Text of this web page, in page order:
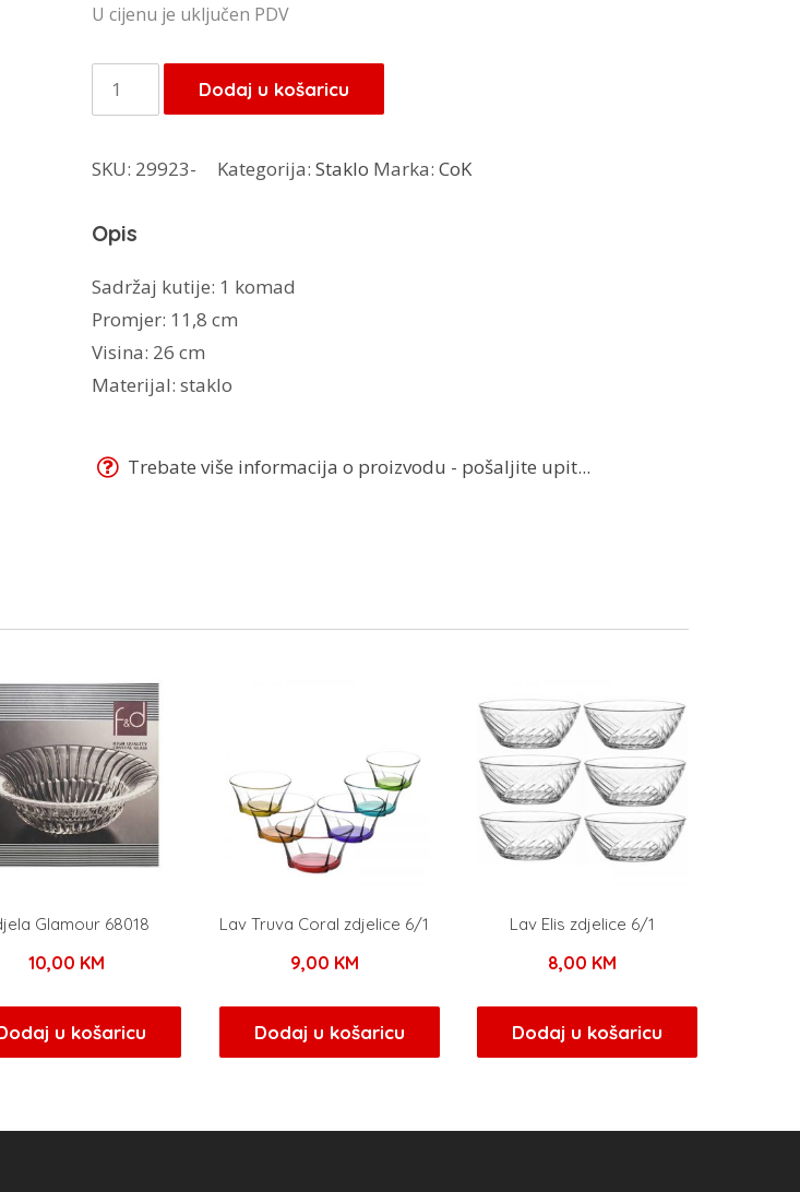
U cijenu je uključen PDV
Villa
posude
Dodaj u košaricu
SKU: 29923- Kategorija: Staklo Marka: CoK
Opis
Sadržaj kutije: 1 komad
Promjer: 11,8 cm
Visina: 26 cm
Materijal: staklo
Trebate više informacija o proizvodu - pošaljite upit...
Glamour 68018
10,00 KM
u košaricu
Lav Truva Coral zdjelice 6/1
9,00 KM
Dodaj u košaricu
Lav Elis zdjelice 6/1
8,00 KM
Dodaj u košaricu